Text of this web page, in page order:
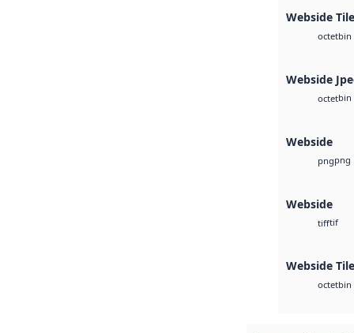
Webside
octetbin
Webside
octetbin
Webside
pngpng
Webside
tifftif
Webside
octetbin